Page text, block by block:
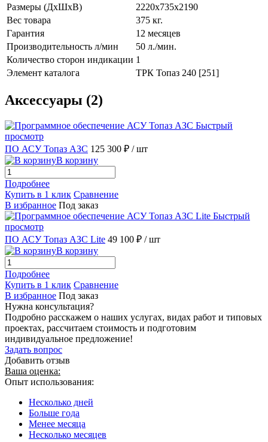
Размеры (ДxШxВ)
2220x735x2190
Вес товара
375 кг.
Гарантия
12 месяцев
Производительность л/мин
50 л./мин.
Количество сторон индикации 1
Элемент каталога
ТРК Топаз 240 [251]
Аксессуары (2)
Быстрый
просмотр
ПО АСУ Топаз АЗС 125 300 ₽ / шт
В корзину
Подробнее
Купить в 1 клик Сравнение
В избранное Под заказ
Быстрый
просмотр
ПО АСУ Топаз АЗС Lite 49 100 ₽ / шт
В корзину
Подробнее
Купить в 1 клик Сравнение
В избранное Под заказ
Нужна консультация?
Подробно расскажем о наших услугах, видах работ и типовых
проектах, рассчитаем стоимость и подготовим
индивидуальное предложение!
Задать вопрос
Добавить отзыв
Ваша оценка:
Опыт использования:
Несколько дней
Больше года
Менее месяца
Несколько месяцев